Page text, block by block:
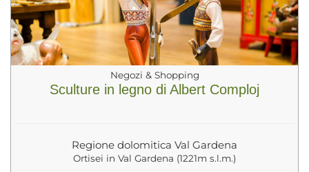
Negozi & Shopping
Sculture in legno di Albert Comploj
Regione dolomitica Val Gardena
Ortisei in Val Gardena (1221m s.l.m.)